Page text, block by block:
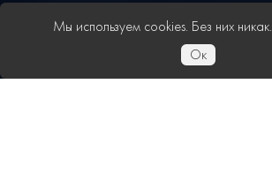
Мы используем cookies. Без них никак.
Ок